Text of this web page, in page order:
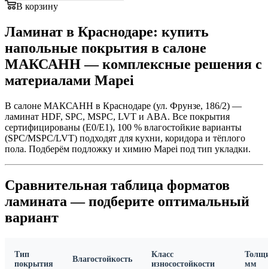
В корзину
Ламинат в Краснодаре: купить
напольные покрытия в салоне
МАКСАНН — комплексные решения с
материалами Mapei
В салоне МАКСАНН в Краснодаре (ул. Фрунзе, 186/2) —
ламинат HDF, SPC, MSPC, LVT и ABA. Все покрытия
сертифицированы (E0/E1), 100 % влагостойкие варианты
(SPC/MSPC/LVT) подходят для кухни, коридора и тёплого
пола. Подберём подложку и химию Mapei под тип укладки.
Сравнительная таблица форматов
ламината — подберите оптимальный
вариант
Тип
покрытия
Влагостойкость
Класс
износостойкости
мм